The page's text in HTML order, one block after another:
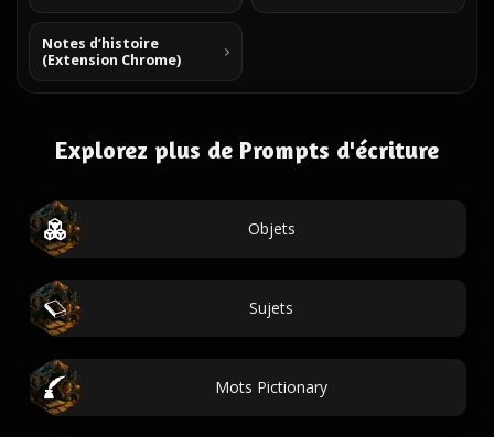
Notes d’histoire
(Extension Chrome)
Explorez plus de Prompts d'écriture
Objets
Sujets
Mots Pictionary